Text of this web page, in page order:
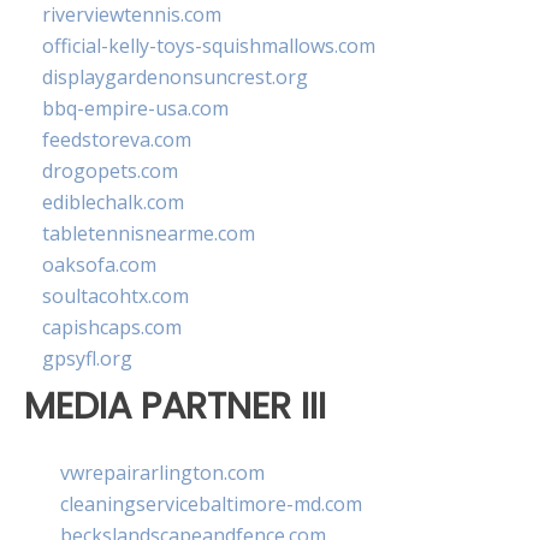
riverviewtennis.com
official-kelly-toys-squishmallows.com
displaygardenonsuncrest.org
bbq-empire-usa.com
feedstoreva.com
drogopets.com
ediblechalk.com
tabletennisnearme.com
oaksofa.com
soultacohtx.com
capishcaps.com
gpsyfl.org
MEDIA PARTNER III
vwrepairarlington.com
cleaningservicebaltimore-md.com